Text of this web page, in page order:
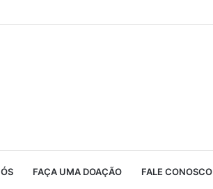
FAÇA UMA DOAÇÃO FALE CONOSCO